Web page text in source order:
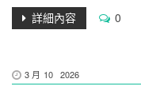
詳細內容 0
3 月 10 2026